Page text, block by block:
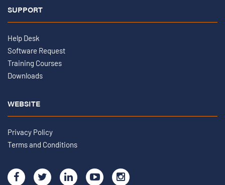
SUPPORT
Help Desk
Software Request
Training Courses
Downloads
WEBSITE
Privacy Policy
Terms and Conditions